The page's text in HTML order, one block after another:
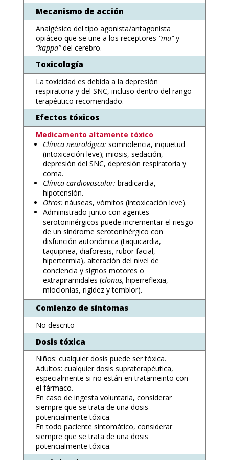
Mecanismo de acción
Analgésico del tipo agonista/antagonista
opiáceo que se une a los receptores “mu”y
“kappa”del cerebro.
Toxicología
La toxicidad es debida a la depresión
respiratoria y del SNC, incluso dentro del rango
terapéutico recomendado.
Efectos tóxicos
Medicamento altamente tóxico
Clínica neurológica: somnolencia, inquietud
(intoxicación leve); miosis, sedación,
depresión del SNC, depresión respiratoria y
coma.
Clínica cardiovascular: bradicardia,
hipotensión.
Otros: náuseas, vómitos (intoxicación leve).
Administrado junto con agentes
serotoninérgicos puede incrementar el riesgo
de un síndrome serotoninérgico con
disfunción autonómica (taquicardia,
taquipnea, diaforesis, rubor facial,
hipertermia), alteración del nivel de
conciencia y signos motores o
extrapiramidales (clonus, hiperreflexia,
mioclonías, rigidez y temblor).
Comienzo de síntomas
No descrito
Dosis tóxica
Niños: cualquier dosis puede ser tóxica.
Adultos: cualquier dosis supraterapéutica,
especialmente si no están en tratameinto con
el fármaco.
En caso de ingesta voluntaria, considerar
siempre que se trata de una dosis
potencialmente tóxica.
En todo paciente sintomático, considerar
siempre que se trata de una dosis
potencialmente tóxica.